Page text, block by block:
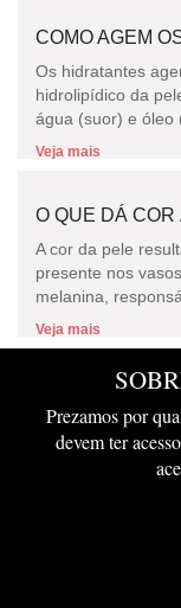
COMO AGEM
Os hidratantes
hidrolipídico da
água (suor) e óleo
Veja mais
O QUE DÁ
A cor da pele
presente nos
melanina,
Veja mais
Prezamos por
devem ter